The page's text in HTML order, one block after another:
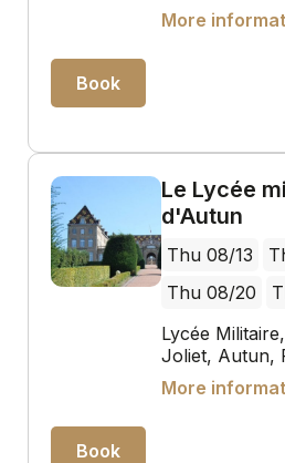
More
Book
Le Lycée
d'Autun
Thu 08/13
Thu 08/20
Lycée
Joliet, Autun,
More
Book